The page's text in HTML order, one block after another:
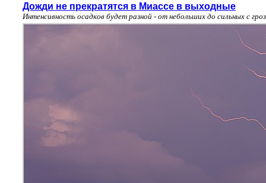
Дожди не прекратятся в Миассе в выходные
Интенсивность осадков будет разной - от небольших до сильных с